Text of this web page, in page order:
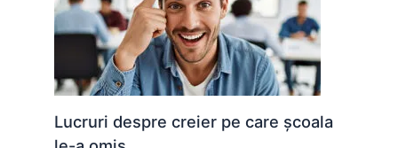
Lucruri despre creier pe care școala